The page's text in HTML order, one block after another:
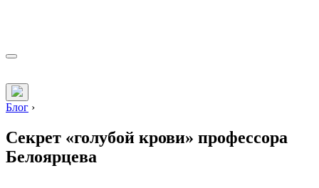
Блог ›
Секрет «голубой крови» профессора
Белоярцева